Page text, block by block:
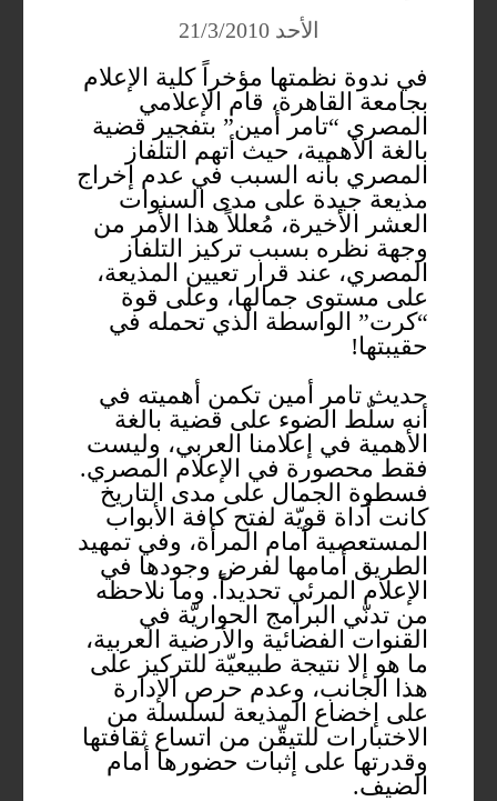
الأحد 21/3/2010
في ندوة نظمتها مؤخراً كلية الإعلام
بجامعة القاهرة، قام الإعلامي
المصري “تامر أمين” بتفجير قضية
بالغة الأهمية، حيث أتهم التلفاز
المصري بأنه السبب في عدم إخراج
مذيعة جيدة على مدى السنوات
العشر الأخيرة، مُعللاً هذا الأمر من
وجهة نظره بسبب تركيز التلفاز
المصري، عند قرار تعيين المذيعة،
على مستوى جمالها، وعلى قوة
“كرت” الواسطة الذي تحمله في
حقيبتها!
حديث تامر أمين تكمن أهميته في
أنه سلّط الضوء على قضية بالغة
الأهمية في إعلامنا العربي، وليست
فقط محصورة في الإعلام المصري.
فسطوة الجمال على مدى التاريخ
كانت أداة قويّة لفتح كافة الأبواب
المستعصية أمام المرأة، وفي تمهيد
الطريق أمامها لفرض وجودها في
الإعلام المرئي تحديداً. وما نلاحظه
من تدنّي البرامج الحواريّة في
القنوات الفضائية والأرضية العربية،
ما هو إلا نتيجة طبيعيّة للتركيز على
هذا الجانب، وعدم حرص الإدارة
على إخضاع المذيعة لسلسلة من
الاختبارات للتيقّن من اتساع ثقافتها
وقدرتها على إثبات حضورها أمام
الضيف.